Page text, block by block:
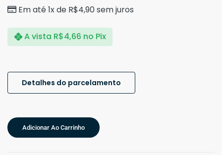
Em até 1x de R$4,90sem juros
A vista R$4,66 no Pix
Detalhes do parcelamento
Adicionar Ao Carrinho